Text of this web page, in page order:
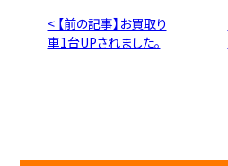
< 【前の記事】お買取り
車1台UPされました。